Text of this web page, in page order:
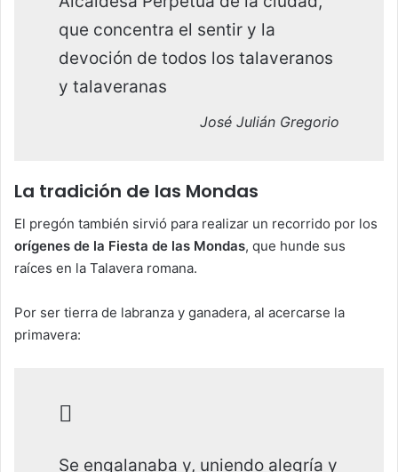
que concentra el sentir y la
devoción de todos los talaveranos
y talaveranas
José Julián Gregorio
La tradición de las Mondas
El pregón también sirvió para realizar un recorrido por los
orígenes de la Fiesta de las Mondas, que hunde sus
raíces en la Talavera romana.
Por ser tierra de labranza y ganadera, al acercarse la
primavera:
Se engalanaba y, uniendo alegría y